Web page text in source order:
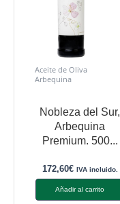
Aceite de Oliva
Arbequina
Nobleza del Sur,
Arbequina
Premium. 500...
172,60€ IVA incluido.
Añadir al carrito